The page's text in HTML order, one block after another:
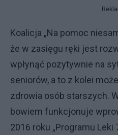
Koalicja „Na pomoc
że w zasięgu ręki jest
wpłynąć pozytywnie na
seniorów, a to z kolei
zdrowia osób starszych.
bowiem funkcjonuje
2016 roku „Programu Leki